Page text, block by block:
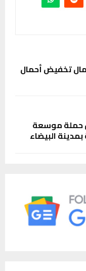
تخفيض أحمال
حملة موسعة
البيضاء